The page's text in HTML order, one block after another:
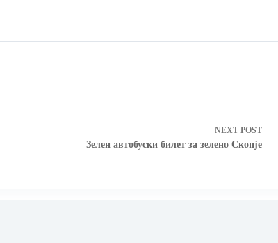
NEXT POST
Зелен автобуски билет за зелено Скопје